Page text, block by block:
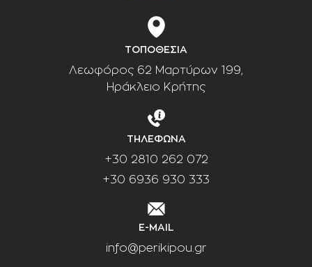
ΤΟΠΟΘΕΣΙΑ
Λεωφόρος 62 Μαρτύρων 199,
Ηράκλειο Κρήτης
ΤΗΛΕΦΩΝΑ
+30 2810 262 072
+30 6936 930 333
E-MAIL
info@perikipou.gr